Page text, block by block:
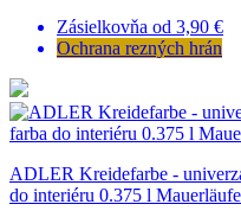
Zásielkovňa od 3,90 €
Ochrana rezných hrán
ADLER Kreidefarbe -
do interiéru 0.375 l